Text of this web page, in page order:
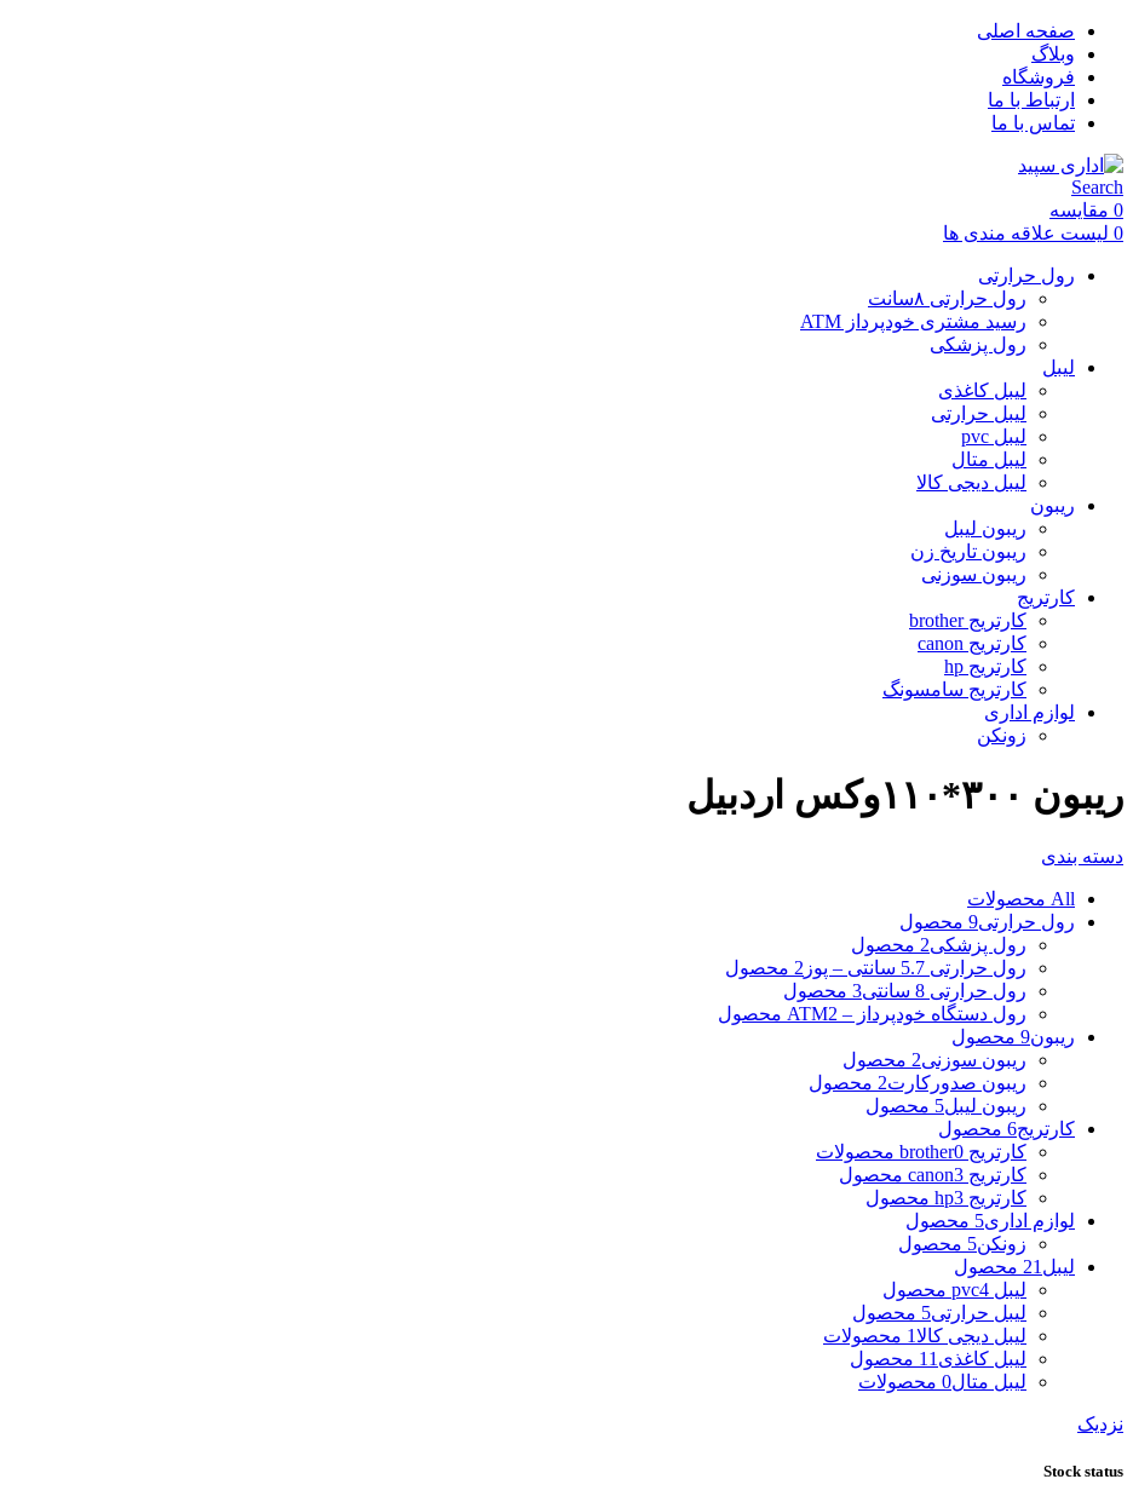
صفحه اصلی
وبلاگ
فروشگاه
ارتباط با ما
تماس با ما
Search
0 مقایسه
0 لیست علاقه مندی ها
رول حرارتی
رول حرارتی ۸سانت
رسید مشتری خودپرداز ATM
رول پزشکی
لیبل
لیبل کاغذی
لیبل حرارتی
لیبل pvc
لیبل متال
لیبل دیجی کالا
ریبون
ریبون لیبل
ریبون تاریخ زن
ریبون سوزنی
کارتریج
کارتریج brother
کارتریج canon
کارتریج hp
کارتریج سامسونگ
لوازم اداری
زونکن
ریبون ۳۰۰*۱۱۰وکس اردبیل
دسته بندی
All محصولات
رول حرارتی9 محصول
رول پزشکی2 محصول
رول حرارتی 5.7 سانتی – پوز
2 محصول
رول حرارتی 8 سانتی
3 محصول
رول دستگاه خودپرداز – ATM 2 محصول
ریبون9 محصول
ریبون سوزنی2 محصول
ریبون صدورکارت2 محصول
ریبون لیبل5 محصول
کارتریج6 محصول
کارتریج brother 0 محصولات
کارتریج canon 3 محصول
کارتریج hp 3 محصول
لوازم اداری5 محصول
زونکن5 محصول
لیبل 21 محصول
لیبل pvc 4 محصول
لیبل حرارتی5 محصول
لیبل دیجی کالا1 محصولات
لیبل کاغذی 11 محصول
لیبل متال0 محصولات
نزدیک
Stock status